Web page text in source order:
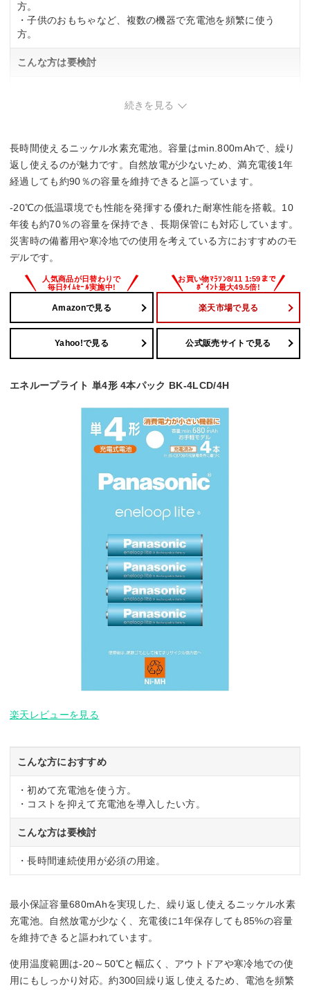
方。
・子供のおもちゃなど、複数の機器で充電池を頻繁に使う
方。
こんな方は要検討
続きを見る
長時間使えるニッケル水素充電池。容量はmin.800mAhで、繰り
返し使えるのが魅力です。自然放電が少ないため、満充電後1年
経過しても約90％の容量を維持できると謳っています。
-20℃の低温環境でも性能を発揮する優れた耐寒性能を搭載。10
年後も約70％の容量を保持でき、長期保管にも対応しています。
災害時の備蓄用や寒冷地での使用を考えている方におすすめのモ
デルです。
Amazonで見る 楽天市場で見る
Yahoo!で見る 公式販売サイトで見る
エネループライト 単4形 4本パック BK-4LCD/4H
楽天レビューを見る
こんな方におすすめ
・初めて充電池を使う方。
・コストを抑えて充電池を導入したい方。
こんな方は要検討
・長時間連続使用が必須の用途。
最小保証容量680mAhを実現した、繰り返し使えるニッケル水素
充電池。自然放電が少なく、充電後に1年保存しても85%の容量
を維持できると謳われています。
使用温度範囲は-20～50℃と幅広く、アウトドアや寒冷地での使
用にもしっかり対応。約300回繰り返し使えるため、電池を頻繁